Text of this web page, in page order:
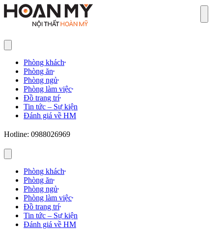
Phòng khách
Phòng ăn
Phòng ngủ
Phòng làm việc
Đồ trang trí
Tin tức – Sự kiện
Đánh giá về HM
Hotline: 0988026969
Phòng khách
Phòng ăn
Phòng ngủ
Phòng làm việc
Đồ trang trí
Tin tức – Sự kiện
Đánh giá về HM